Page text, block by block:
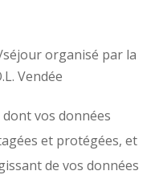
organisé par la
Vendée
vos données
et protégées, et
de vos données